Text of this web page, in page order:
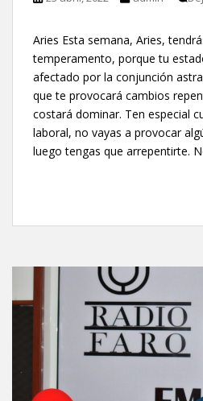
Aries Esta semana, Aries,
temperamento, porque tu
afectado por la conjunción
que te provocará cambios
costará dominar. Ten especial
laboral, no vayas a provocar
luego tengas que arrepentirte.